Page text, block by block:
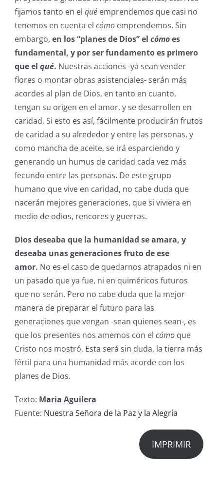
fijamos tanto en el quéemprendemos que casi no
tenemos en cuenta el cómoemprendemos. Sin
embargo, en los “planes de Dios” el cómoes
fundamental, y por ser fundamento es primero
que el qué. Nuestras acciones -ya sean vender
flores o montar obras asistenciales- serán más
acordes al plan de Dios, en tanto en cuanto,
tengan su origen en el amor, y se desarrollen en
caridad. Si esto es así, fácilmente producirán frutos
de caridad a su alrededor y entre las personas, y
como mancha de aceite, se irá esparciendo y
generando un humus de caridad cada vez más
fecundo entre las personas. De este grupo
humano que vive en caridad, no cabe duda que
nacerán mejores generaciones, que si viviera en
medio de odios, rencores y guerras.
Dios deseaba que la humanidad se amara, y
deseaba unas generaciones fruto de ese
amor. No es el caso de quedarnos atrapados ni en
un pasado que ya fue, ni en quiméricos futuros
que no serán. Pero no cabe duda que la mejor
manera de preparar el futuro para las
generaciones que vengan -sean quienes sean-, es
que los presentes nos amemos con el cómoque
Cristo nos mostró. Esta será sin duda, la tierra más
fértil para una humanidad más acorde con los
planes de Dios.
Texto: Maria Aguilera
Fuente: Nuestra Señora de la Paz y la Alegría
IMPRIMIR